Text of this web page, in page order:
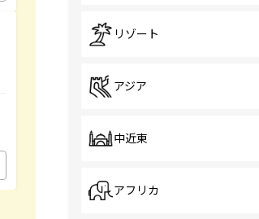
リゾート
アジア
中近東
アフリカ